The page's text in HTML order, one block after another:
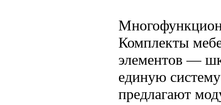
Комплекты
элементов —
единую
предлагают